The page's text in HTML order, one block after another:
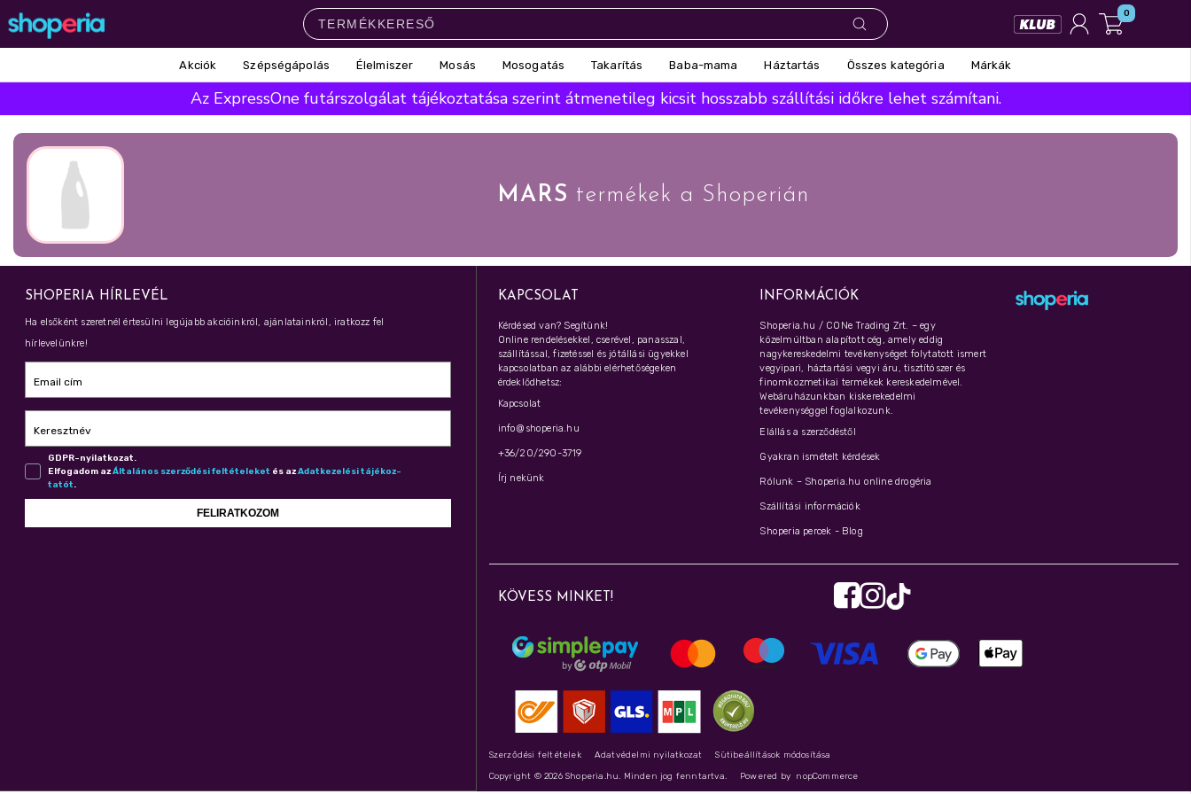
0
Élelmiszer
Mosás Mosogatás Takarítás
Baba-mama
Népszerű márkák
Pampers Lenor
Népszerű keresések
leukoplast ariel lenor finish
pampers
Akciók Szépségápolás Élelmiszer Mosás Mosogatás Takarítás Baba-mama Háztartás Összes kategória Márkák
Az ExpressOne futárszolgálat tájékoztatása szerint átmenetileg kicsit hosszabb szállítási időkre lehet számítani.
MARS termékek a Shoperián
SHOPERIA HÍRLEVÉL
Ha elsőként szeretnél értesülni legújabb akcióinkról, ajánlatainkról, iratkozz fel
hírlevelünkre!
Email cím
Keresztnév
GDPR-nyilatkozat.
Elfogadom azÁl­ta­lá­nos szer­ző­dé­si fel­té­te­le­ket és azAdat­ke­ze­lé­si tá­jé­koz­
ta­tót.
FELIRATKOZOM
KAPCSOLAT
Kérdésed van? Segítünk!
Online rendelésekkel, cserével, panasszal,
szállítással, fizetéssel és jótállási ügyekkel
kapcsolatban az alábbi elérhetőségeken
érdeklődhetsz:
Kapcsolat
info@shoperia.hu
+36/20/290-3719
Írj nekünk
INFORMÁCIÓK
Shoperia.hu / CONe Trading Zrt. – egy
közelmúltban alapított cég, amely eddig
nagykereskedelmi tevékenységet folytatott ismert
vegyipari, háztartási vegyi áru, tisztítószer és
finomkozmetikai termékek kereskedelmével.
Webáruházunkban kiskerekedelmi
tevékenységgel foglalkozunk.
Elállás a szerződéstől
Gyakran ismételt kérdések
Rólunk – Shoperia.hu online drogéria
Szállítási információk
Shoperia percek - Blog
KÖVESS MINKET!
Szerződési feltételek Adatvédelmi nyilatkozat
Sütibeállítások módosítása
Copyright © 2026 Shoperia.hu. Minden jog fenntartva.
Powered by nopCommerce